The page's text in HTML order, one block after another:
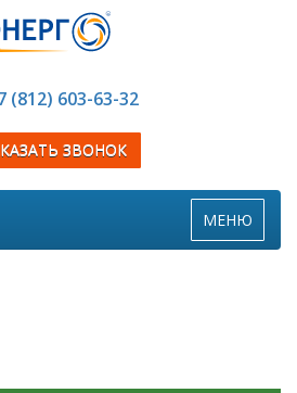
(812) 603-63-32
ЗВОНОК
Toggle
navigation
МЕНЮ